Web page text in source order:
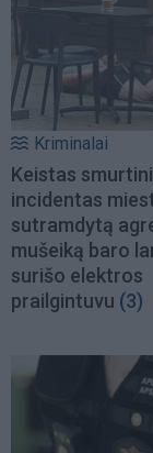
Kriminalai
Keistas
incidentas
sutramdytą
mušeiką baro
surišo elektros
prailgintuvu (3)